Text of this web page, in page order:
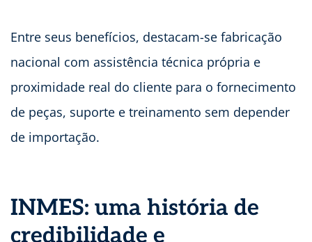
Entre seus benefícios, destacam-se fabricação
nacional com assistência técnica própria e
proximidade real do cliente para o fornecimento
de peças, suporte e treinamento sem depender
de importação.
INMES: uma história de
credibilidade e